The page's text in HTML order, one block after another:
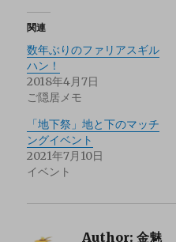
関連
数年ぶりのファリアスギル
ハン！
2018年4月7日
ご隠居メモ
「地下祭」地と下のマッチ
ングイベント
2021年7月10日
イベント
Author: 金魅